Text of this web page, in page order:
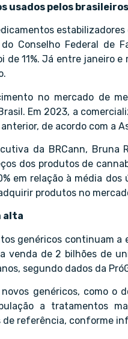
usados pelos brasileiros
do Conselho Federal de
de 11%. Já entre janeiro
no mercado de
Em 2023, a
de acordo com a
da BRCann, Bruna
dos produtos de
em relação à média
produtos no
alta
genéricos continuam
venda de 2 bilhões de
segundo dados da
genéricos, como o
a tratamentos
referência, conforme